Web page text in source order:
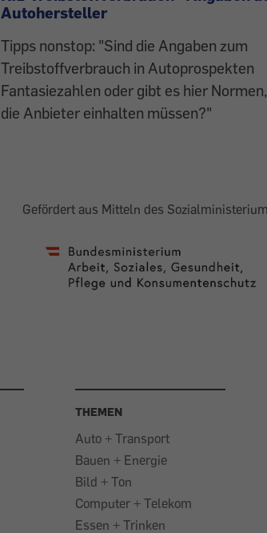
Autohersteller
Tipps nonstop: "Sind die Angaben zum
Treibstoffverbrauch in Autoprospekten
Fantasiezahlen oder gibt es hier
die Anbieter einhalten müssen?"
Gefördert aus Mitteln des
THEMEN
Auto + Transport
Bauen + Energie
Bild + Ton
Computer + Telekom
Essen + Trinken